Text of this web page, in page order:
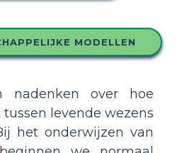
MODELLEN
nadenken over hoe
levende wezens
het onderwijzen van